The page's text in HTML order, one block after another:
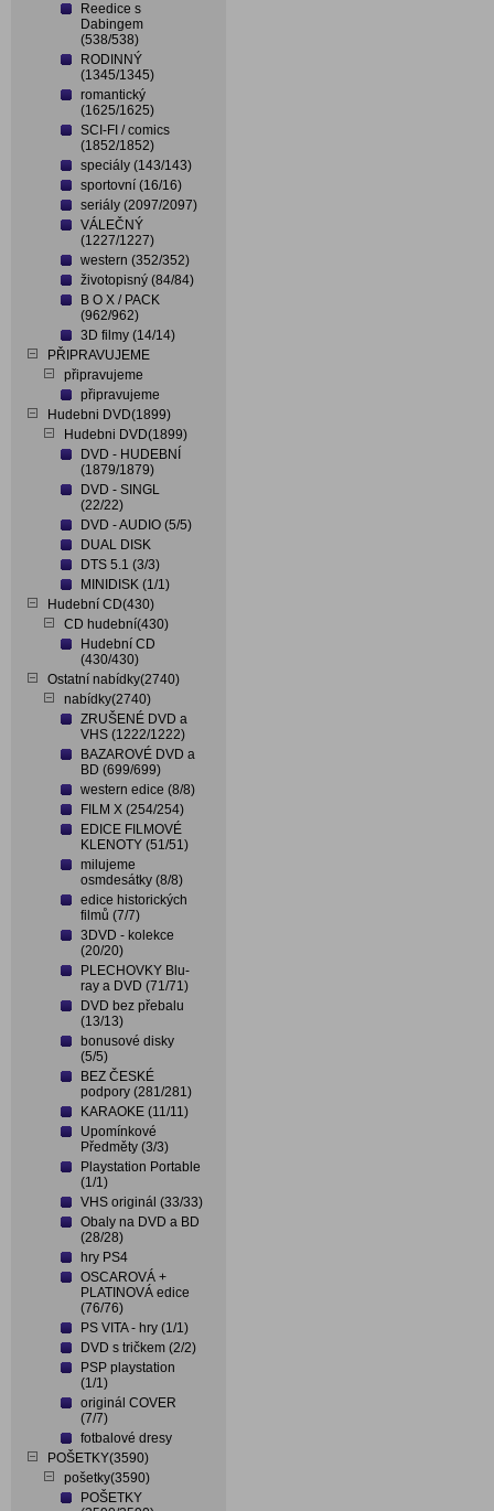
Reedice s
Dabingem
(538/538)
RODINNÝ
(1345/1345)
romantický
(1625/1625)
SCI-FI / comics
(1852/1852)
speciály (143/143)
sportovní (16/16)
seriály (2097/2097)
VÁLEČNÝ
(1227/1227)
western (352/352)
životopisný (84/84)
B O X / PACK
(962/962)
3D filmy (14/14)
PŘIPRAVUJEME
připravujeme
připravujeme
Hudebni DVD(1899)
Hudebni DVD(1899)
DVD - HUDEBNÍ
(1879/1879)
DVD - SINGL
(22/22)
DVD - AUDIO (5/5)
DUAL DISK
DTS 5.1 (3/3)
MINIDISK (1/1)
Hudební CD(430)
CD hudební(430)
Hudební CD
(430/430)
Ostatní nabídky(2740)
nabídky(2740)
ZRUŠENÉ DVD a
VHS (1222/1222)
BAZAROVÉ DVD a
BD (699/699)
western edice (8/8)
FILM X (254/254)
EDICE FILMOVÉ
KLENOTY (51/51)
milujeme
osmdesátky (8/8)
edice historických
filmů (7/7)
3DVD - kolekce
(20/20)
PLECHOVKY Blu-
ray a DVD (71/71)
DVD bez přebalu
(13/13)
bonusové disky
(5/5)
BEZ ČESKÉ
podpory (281/281)
KARAOKE (11/11)
Upomínkové
Předměty (3/3)
Playstation Portable
(1/1)
VHS originál (33/33)
Obaly na DVD a BD
(28/28)
hry PS4
OSCAROVÁ +
PLATINOVÁ edice
(76/76)
PS VITA - hry (1/1)
DVD s tričkem (2/2)
PSP playstation
(1/1)
originál COVER
(7/7)
fotbalové dresy
POŠETKY(3590)
pošetky(3590)
POŠETKY